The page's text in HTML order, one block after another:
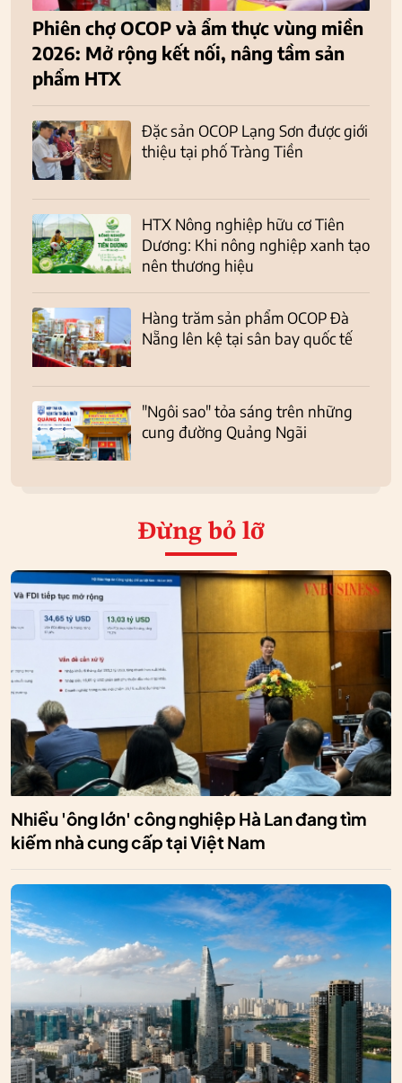
Phiên chợ OCOP và ẩm thực vùng miền
2026: Mở rộng kết nối, nâng tầm sản
phẩm HTX
Đặc sản OCOP Lạng Sơn được giới
thiệu tại phố Tràng Tiền
HTX Nông nghiệp hữu cơ Tiên
Dương: Khi nông nghiệp xanh tạo
nên thương hiệu
Hàng trăm sản phẩm OCOP Đà
Nẵng lên kệ tại sân bay quốc tế
"Ngôi sao" tỏa sáng trên những
cung đường Quảng Ngãi
Đừng bỏ lỡ
Nhiều 'ông lớn' công nghiệp Hà Lan đang tìm
kiếm nhà cung cấp tại Việt Nam